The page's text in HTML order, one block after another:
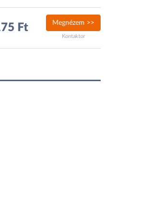
Ft Megnézem >>
Kontaktor